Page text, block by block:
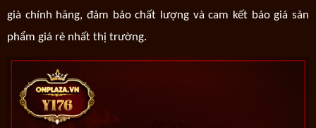
già chính hãng, đảm bảo chất lượng và cam kết báo giá sản
phẩm giá rẻ nhất thị trường.